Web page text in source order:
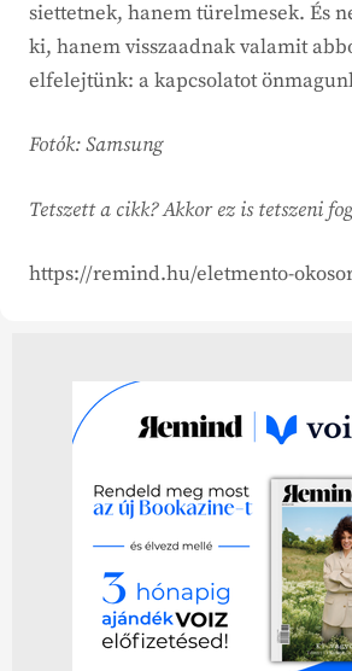
siettetnek, hanem türelmesek. És
ki, hanem visszaadnak valamit
elfelejtünk: a kapcsolatot
Fotók: Samsung
Tetszett a cikk? Akkor ez is tetszeni
https://remind.hu/eletmento-